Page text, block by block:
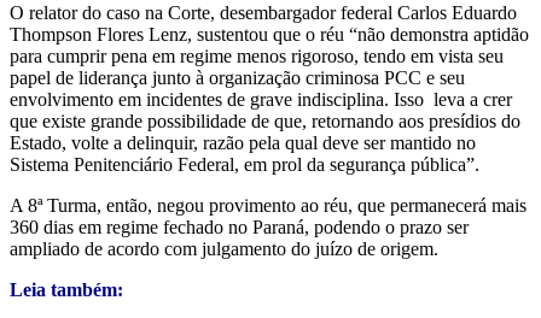
O relator do caso na Corte, desembargador federal Carlos Eduardo
Thompson Flores Lenz, sustentou que o réu “não demonstra aptidão
para cumprir pena em regime menos rigoroso, tendo em vista seu
papel de liderança junto à organização criminosa PCC e seu
envolvimento em incidentes de grave indisciplina. Isso leva a crer
que existe grande possibilidade de que, retornando aos presídios do
Estado, volte a delinquir, razão pela qual deve ser mantido no
Sistema Penitenciário Federal, em prol da segurança pública”.
A 8ª Turma, então, negou provimento ao réu, que permanecerá mais
360 dias em regime fechado no Paraná, podendo o prazo ser
ampliado de acordo com julgamento do juízo de origem.
Leia também: